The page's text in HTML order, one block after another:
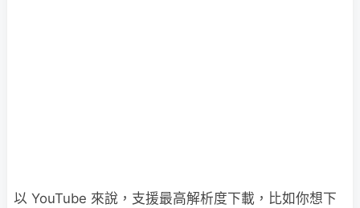
以 YouTube 來說，支援最高解析度下載，比如你想下